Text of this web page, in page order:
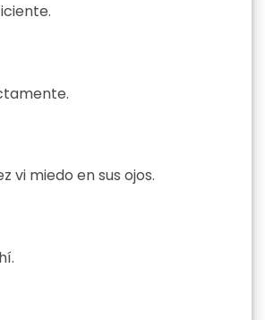
vi miedo en sus ojos.